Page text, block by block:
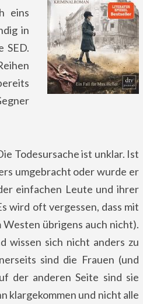
eins
in
SED.
Todesursache ist unklar. Ist
umgebracht oder wurde er
einfachen Leute und ihrer
wird oft vergessen, dass mit
übrigens auch nicht).
wissen sich nicht anders zu
sind die Frauen (und
der anderen Seite sind sie
klargekommen und nicht alle